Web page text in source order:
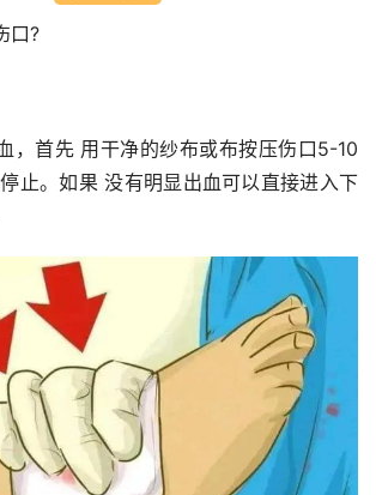
口?
，首先 用干净的纱布或布按压伤口5-10
止。如果 没有明显出血可以直接进入下